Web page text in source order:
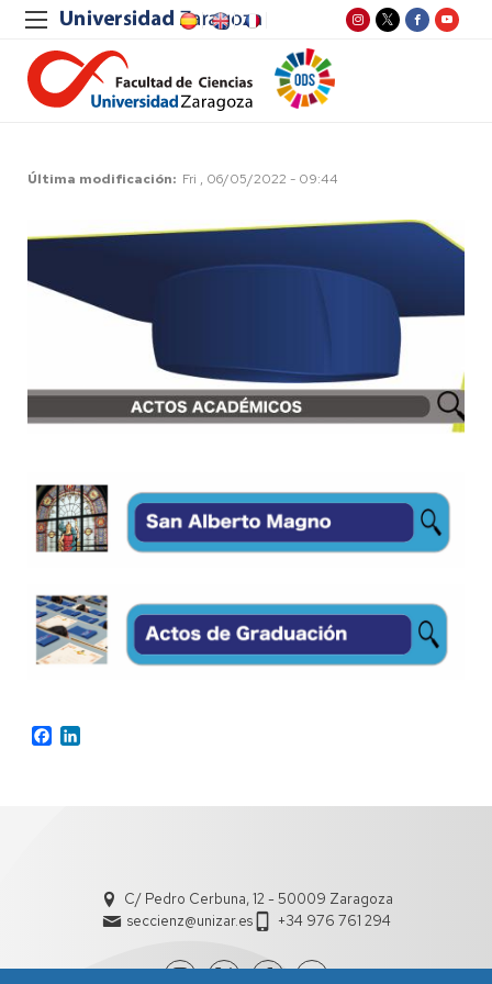
Última modificación Fri , 06/05/2022 - 09:44
Facebook
C/ Pedro Cerbuna, 12 - 50009 Zaragoza
seccienz@unizar.es
+34 976 761 294